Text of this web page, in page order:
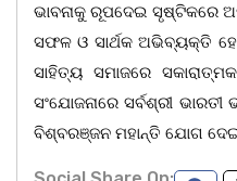
ଭାବନାକୁ ରୂପଦେଇ ସୃଷ୍ଟିକରେ
ସଫଳ ଓ ସାର୍ଥକ ଅଭିବ୍ୟକ୍ତି
ସାହିତ୍ୟ ସମାଜରେ
ସଂଯୋଜନାରେ ସର୍ବଶ୍ରୀ
ବିଶ୍ବରଞ୍ଜନ ମହାନ୍ତି ଯୋଗ